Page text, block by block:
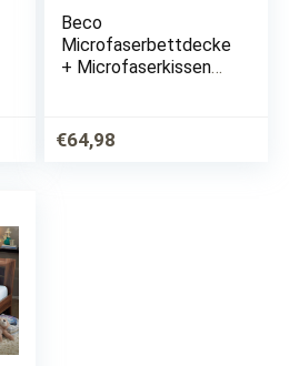
Beco
Microfaserbettdecke
+ Microfaserkissen
Duo-Steppbett
135×200*
€64,98